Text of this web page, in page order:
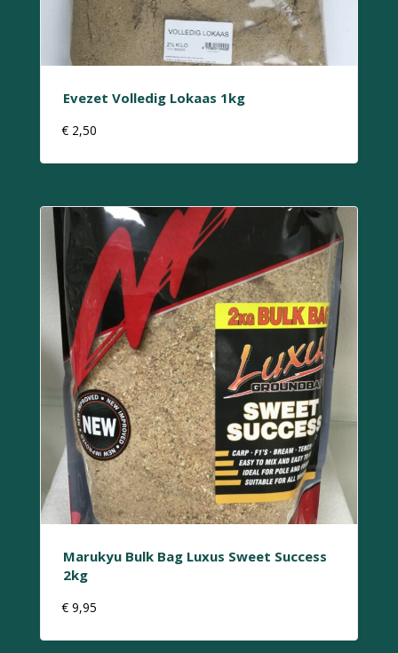
Evezet Volledig Lokaas 1kg
€ 2,50
Marukyu Bulk Bag Luxus Sweet Success
2kg
€ 9,95